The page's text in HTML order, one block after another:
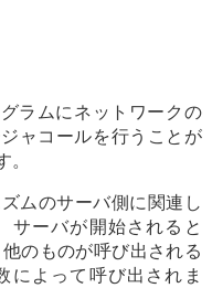
ラムにネットワークの
ャコールを行うことが
ムのサーバ側に関連し
サーバが開始されると
ものが呼び出される
によって呼び出されま